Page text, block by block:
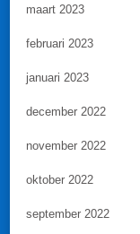
maart 2023
februari 2023
januari 2023
december 2022
november 2022
oktober 2022
september 2022